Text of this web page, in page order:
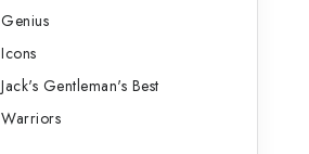
Genius
Icons
Jack's Gentleman's Best
Warriors